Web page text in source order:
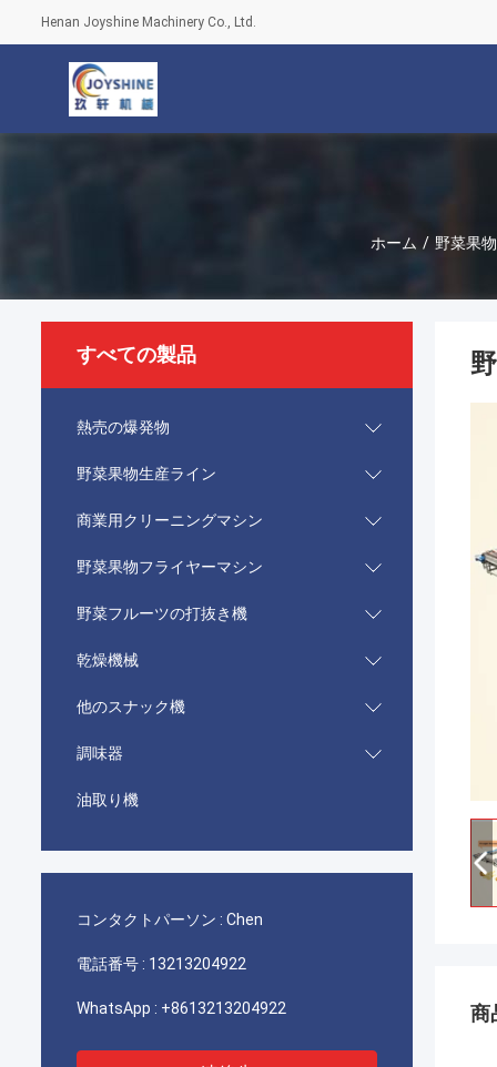
Henan Joyshine Machinery Co., Ltd.
ホーム / 野菜果
すべての製品
熱売の爆発物
野菜果物生産ライン
商業用クリーニングマシン
野菜果物フライヤーマシン
野菜フルーツの打抜き機
乾燥機械
他のスナック機
調味器
油取り機
コンタクトパーソン : Chen
電話番号 : 13213204922
WhatsApp : +8613213204922 商